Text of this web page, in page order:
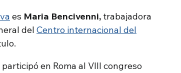
es Maria Bencivenni, trabajadora
del Centro internacional del
en Roma al VIII congreso